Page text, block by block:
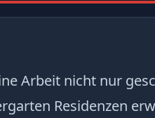
Arbeit nicht nur
Residenzen